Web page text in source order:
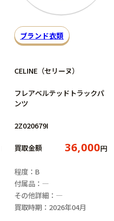
ブランド衣類
CELINE（セリーヌ）
フレアベルテッドトラックパ
ンツ
2Z020679I
買取金額 36,000円
程度：B
付属品：―
その他詳細：―
買取時期：2026年04月